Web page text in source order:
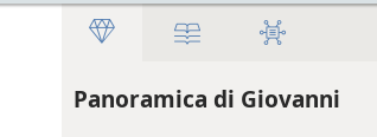
Panoramica di Giovanni